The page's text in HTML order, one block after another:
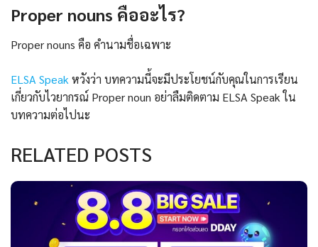
Proper nouns คืออะไร?
Proper nouns คือ คำนามชื่อเฉพาะ
ELSA Speak หวังว่า บทความนี้จะมีประโยชน์กับคุณในการเรียน
เกี่ยวกับไวยากรณ์ Proper noun อย่าลืมติดตาม ELSA Speak ใน
บทความต่อไปนะ
RELATED POSTS